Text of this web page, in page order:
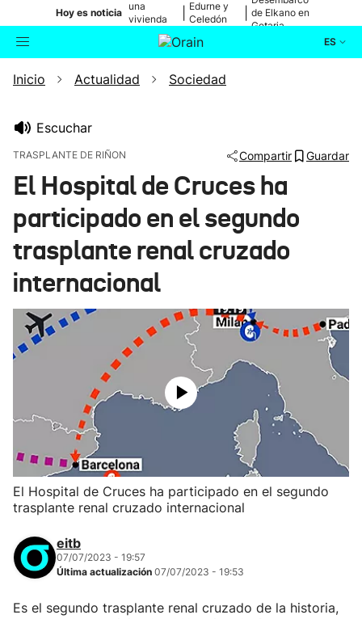
Hoy es noticia
una
vivienda
de Bilbao
Edurne y
Celedón
de Elkano en
Getaria
ES
Buscador Actualidad
Ikusmiran
Eguraldia
Inicio Actualidad Sociedad
Escuchar
TRASPLANTE DE RIÑON Compartir Guardar
El Hospital de Cruces ha
participado en el segundo
trasplante renal cruzado
internacional
El Hospital de Cruces ha participado en el segundo
trasplante renal cruzado internacional
eitb
07/07/2023 - 19:57
Última actualización 07/07/2023 - 19:53
Es el segundo trasplante renal cruzado de la historia,